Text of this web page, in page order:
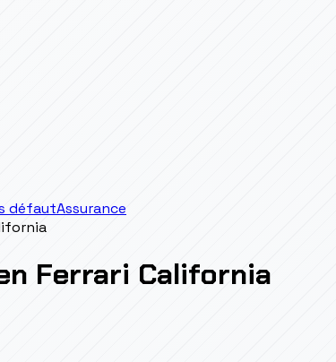
défautAssurance
Ferrari California